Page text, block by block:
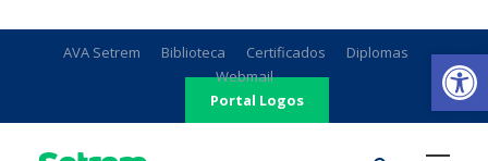
AVA Setrem Biblioteca Certificados
Diplomas
Webmail
Portal Logos